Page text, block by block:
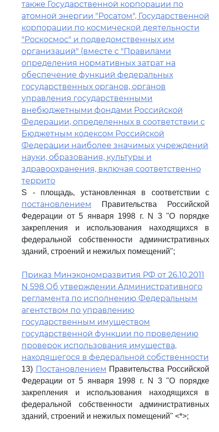
также Государственной корпорации по
атомной энергии "Росатом", Государственной
корпорации по космической деятельности
"Роскосмос" и подведомственных им
организаций" (вместе с "Правилами
определения нормативных затрат на
обеспечение функций федеральных
государственных органов, органов
управления государственными
внебюджетными фондами Российской
Федерации, определенных в соответствии с
Бюджетным кодексом Российской
Федерации наиболее значимых учреждений
науки, образования, культуры и
здравоохранения, включая соответственно
террито
S - площадь, установленная в соответствии с
постановлением
Правительства Российской
Федерации от 5 января 1998 г. N 3 "О порядке
закрепления и использования находящихся в
федеральной собственности административных
зданий, строений и нежилых помещений";
Приказ Минэкономразвития РФ от 26.10.2011
N 598 Об утверждении Административного
регламента по исполнению Федеральным
агентством по управлению
государственным имуществом
государственной функции по проведению
проверок использования имущества,
находящегося в федеральной собственности
13) Постановлением Правительства Российской
Федерации от 5 января 1998 г. N 3 "О порядке
закрепления и использования находящихся в
федеральной собственности административных
зданий, строений и нежилых помещений" <*>;